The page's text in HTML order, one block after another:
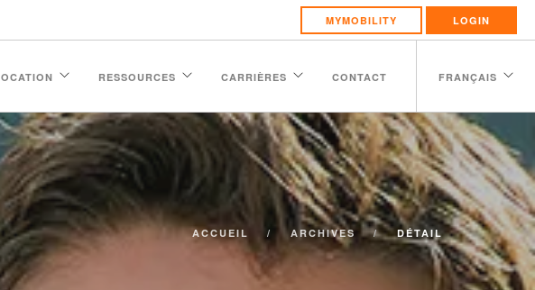
MYMOBILITY LOGIN
RESSOURCES CARRIÈRES CONTACT FRANÇAIS
ACCUEIL ARCHIVES DÉTAIL